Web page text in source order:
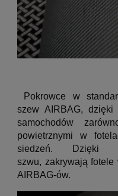
Pokrowce w
szew AIRBAG, dzięki
samochodów
powietrznymi w
siedzeń. Dzięki
szwu, zakrywają fotele
AIRBAG-ów.